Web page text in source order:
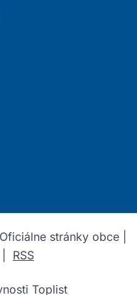
stránky obce |
RSS